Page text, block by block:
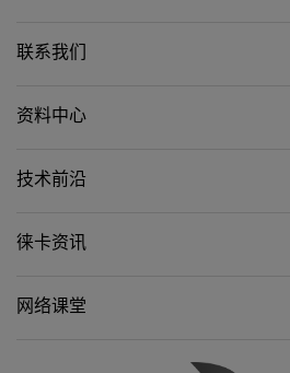
联系我们
资料中心
技术前沿
徕卡资讯
网络课堂